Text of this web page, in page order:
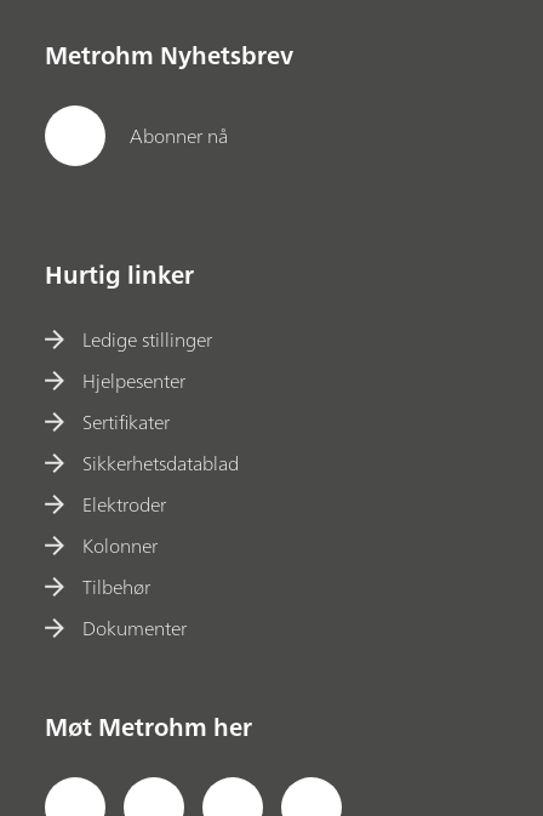
Metrohm Nyhetsbrev
Abonner nå
Hurtig linker
Ledige stillinger
Hjelpesenter
Sertifikater
Sikkerhetsdatablad
Elektroder
Kolonner
Tilbehør
Dokumenter
Møt Metrohm her